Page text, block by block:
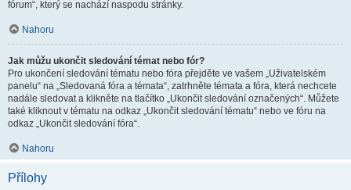
fórum“, který se nachází naspodu stránky.
Nahoru
Jak můžu ukončit sledování témat nebo fór?
Pro ukončení sledování tématu nebo fóra přejděte ve vašem „Uživatelském
panelu“ na „Sledovaná fóra a témata“, zatrhněte témata a fóra, která nechcete
nadále sledovat a klikněte na tlačítko „Ukončit sledování označených“. Můžete
také kliknout v tématu na odkaz „Ukončit sledování tématu“ nebo ve fóru na
odkaz „Ukončit sledování fóra“.
Nahoru
Přílohy